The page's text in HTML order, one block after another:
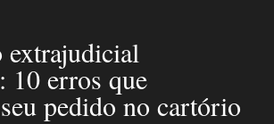
extrajudicial
10 erros que
pedido no cartório